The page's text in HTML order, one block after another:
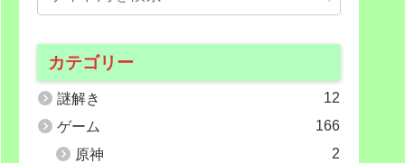
カテゴリー
謎解き
12
ゲーム
166
原神
2